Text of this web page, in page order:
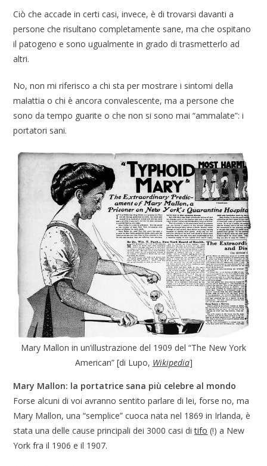
Ciò che accade in certi casi, invece, è di trovarsi davanti a
persone che risultano completamente sane, ma che ospitano
il patogeno e sono ugualmente in grado di trasmetterlo ad
altri.
No, non mi riferisco a chi sta per mostrare i sintomi della
malattia o chi è ancora convalescente, ma a persone che
sono da tempo guarite o che non si sono mai “ammalate”: i
portatori sani.
Mary Mallon in un’illustrazione del 1909 del “The New York
American” [di Lupo, Wikipedia]
Mary Mallon: la portatrice sana più celebre al mondo
Forse alcuni di voi avranno sentito parlare di lei, forse no, ma
Mary Mallon, una “semplice” cuoca nata nel 1869 in Irlanda, è
stata una delle cause principali dei 3000 casi ditifo (!) a New
York fra il 1906 e il 1907.